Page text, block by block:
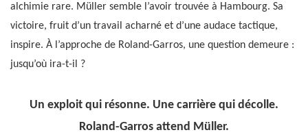
alchimie rare. Müller semble l’avoir trouvée à Hambourg. Sa
victoire, fruit d’un travail acharné et d’une audace tactique,
inspire. À l’approche de Roland-Garros, une question demeure :
jusqu’où ira-t-il ?
Un exploit qui résonne. Une carrière qui décolle.
Roland-Garros attend Müller.